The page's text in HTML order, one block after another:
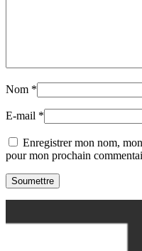
Nom *
E-mail *
Enregistrer mon nom,
pour mon prochain